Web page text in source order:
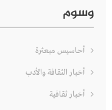
وسوم
أحاسيس مبعثرة
أخبار الثقافة والأدب
أخبار ثقافية